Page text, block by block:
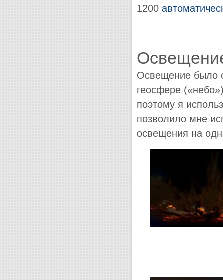
1200
Освещение было
геосфере
поэтому я
позволило мне
освещения на